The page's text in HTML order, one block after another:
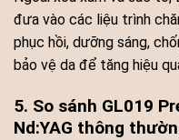
đưa vào các liệu trình
phục hồi, dưỡng sáng,
bảo vệ da để tăng hiệu
5. So sánh GL019
Nd:YAG thông